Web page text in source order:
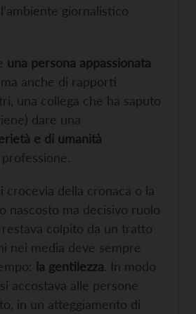
giornalistico
una persona appassionata
ma anche di rapporti
una collega che ha saputo
dare una
e di umanità
professione.
crocevia della cronaca o la
nascosto ma decisivo ruolo
colpito da un tratto
nei media deve sempre
la gentilezza. In modo
accostava alle persone
in un atteggiamento di